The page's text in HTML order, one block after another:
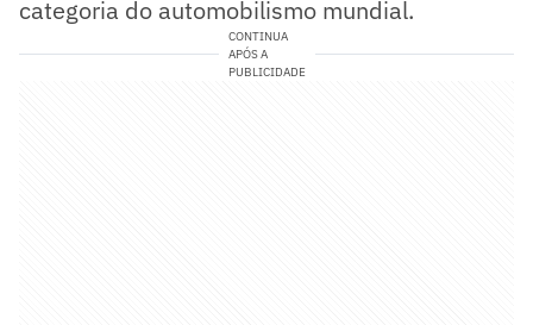
categoria do automobilismo mundial.
CONTINUA
APÓS A
PUBLICIDADE